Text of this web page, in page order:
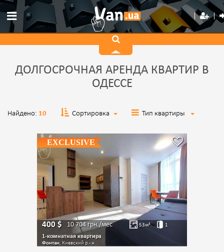
ДОЛГОСРОЧНАЯ АРЕНДА КВАРТИР В
ОДЕССЕ
Найдено: 10 Сортировка Тип квартиры
EXCLUSIVE
400$ 10 704грн./мес 53м² 1
1-комнатная квартира
Фонтан, Киевский р.- н